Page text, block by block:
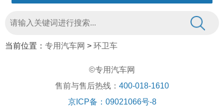
当前位置： 专用汽车网 > 环卫车
©专用汽车网
售前与售后热线： 400-018-1610
京ICP备：09021066号-8